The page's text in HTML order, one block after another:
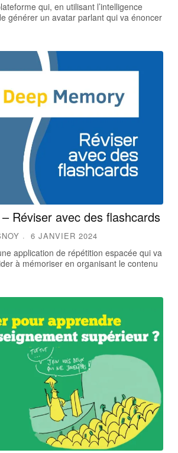
qui, en utilisant l’intelligence
générer un avatar parlant qui va énoncer
Réviser avec des flashcards
6 JANVIER 2024
application de répétition espacée qui va
à mémoriser en organisant le contenu